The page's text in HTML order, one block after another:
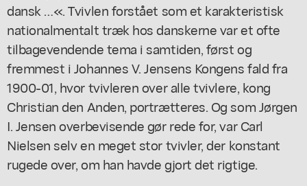
dansk …«. Tvivlen forstået som et karakteristisk
nationalmentalt træk hos danskerne var et ofte
tilbagevendende tema i samtiden, først og
fremmest i Johannes V. Jensens Kongens faldfra
1900-01, hvor tvivleren over alle tvivlere, kong
Christian den Anden, portrætteres. Og som Jørgen
I. Jensen overbevisende gør rede for, var Carl
Nielsen selv en meget stor tvivler, der konstant
rugede over, om han havde gjort det rigtige.